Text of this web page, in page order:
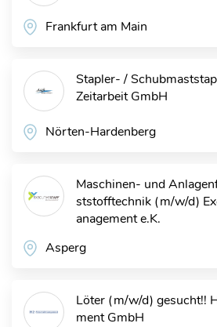
Frankfurt am Main
Stapler- /
Zeitarbeit GmbH
Nörten-Hardenberg
Maschinen- und
ststofftechnik (m/w/d)
anagement e.K.
Asperg
Löter (m/w/d) gesucht!!
ment GmbH